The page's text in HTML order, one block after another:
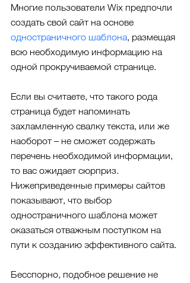
Многие пользователи Wix предпочли
создать свой сайт на основе
одностраничного шаблона, размещая
всю необходимую информацию на
одной прокручиваемой странице.
Если вы считаете, что такого рода
страница будет напоминать
захламленную свалку текста, или же
наоборот – не сможет содержать
перечень необходимой информации,
то вас ожидает сюрприз.
Нижеприведенные примеры сайтов
показывают, что выбор
одностраничного шаблона может
оказаться отважным поступком на
пути к созданию эффективного сайта.
Бесспорно, подобное решение не